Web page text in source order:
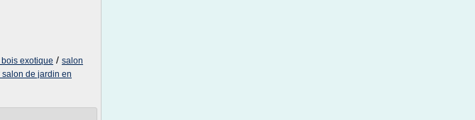
exotique / salon
salon de jardin en